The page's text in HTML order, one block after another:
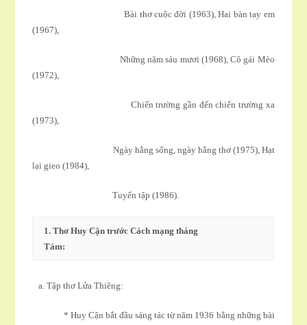
Bài thơ cuộc đời (1963), Hai bàn tay em
(1967),
Những năm sáu mươi (1968), Cô gái Mèo
(1972),
Chiến trường gần đến chiến trường xa
(1973),
Ngày hằng sống, ngày hằng thơ (1975), Hạt
lại gieo (1984),
Tuyển tập (1986).
1. Thơ Huy Cận trước Cách mạng tháng
Tám:
a. Tập thơ Lửa Thiêng:
* Huy Cận bắt đầu sáng tác từ năm 1936 bằng những bài